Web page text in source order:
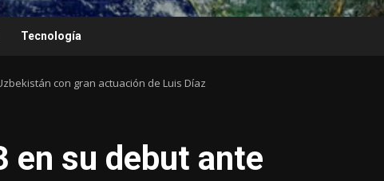
Tecnología
con gran actuación de Luis Díaz
en su debut ante